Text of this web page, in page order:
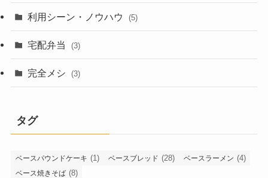
利用シーン・ノウハウ (5)
宅配弁当 (3)
完全メシ (3)
タグ
ベースパウンドケーキ (1) ベースブレッド (28) ベースラーメン (4)
ベース焼きそば (8)